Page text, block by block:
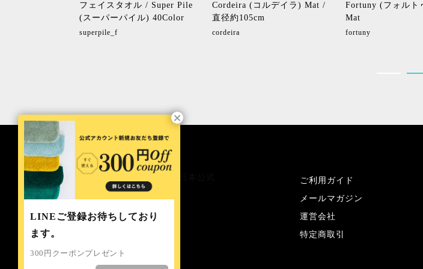
フェイスタオル / Super Pile
(スーパーパイル) 40Color
superpile_f
Cordeira (コルデイラ) Mat /
直径約105cm
cordeira
Fortuny (フォルト
Mat
fortuny
ご利用ガイド
メールマガジン
運営会社
特定商取引
LINEご登録お待ちしており
ます。
300円クーポンプレゼント